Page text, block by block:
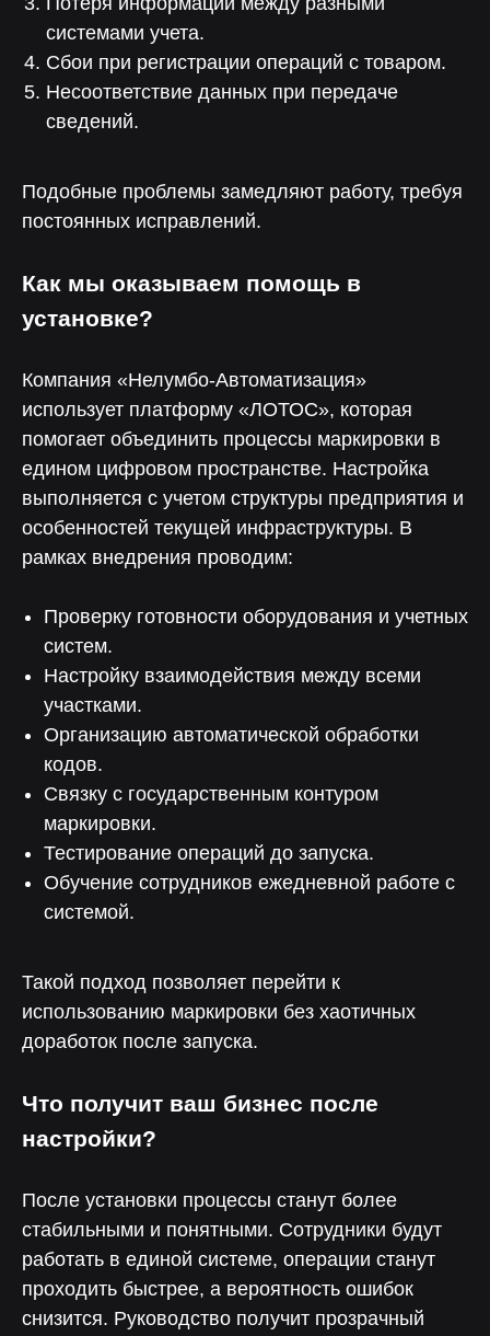
системами учета.
Сбои при регистрации операций с товаром.
Несоответствие данных при передаче
сведений.
Подобные проблемы замедляют работу, требуя
постоянных исправлений.
Как мы оказываем помощь в
установке?
Компания «Нелумбо-Автоматизация»
использует платформу «ЛОТОС», которая
помогает объединить процессы маркировки в
едином цифровом пространстве. Настройка
выполняется с учетом структуры предприятия и
особенностей текущей инфраструктуры. В
рамках внедрения проводим:
Проверку готовности оборудования и учетных
систем.
Настройку взаимодействия между всеми
участками.
Организацию автоматической обработки
кодов.
Связку с государственным контуром
маркировки.
Тестирование операций до запуска.
Обучение сотрудников ежедневной работе с
системой.
Такой подход позволяет перейти к
использованию маркировки без хаотичных
доработок после запуска.
Что получит ваш бизнес после
настройки?
После установки процессы станут более
стабильными и понятными. Сотрудники будут
работать в единой системе, операции станут
проходить быстрее, а вероятность ошибок
снизится. Руководство получит прозрачный
Чат поддержки
С ответом за 5 минут — для любых
технических вопросов
Отвечаем на вопросы
Помогли более 100 компаниям